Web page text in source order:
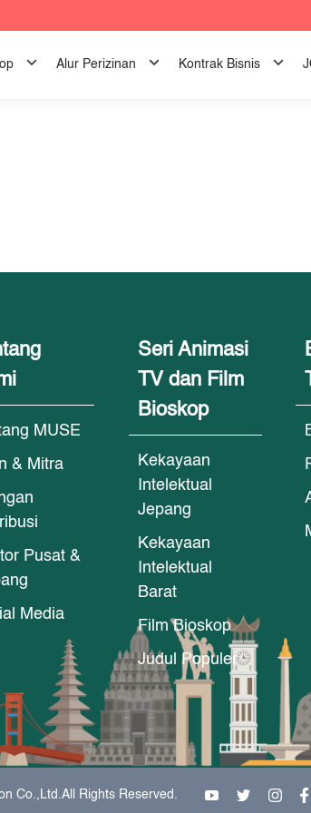
Alur Perizinan Kontrak Bisnis
MUSE
& Mitra
Pusat &
Media
Seri Animasi
TV dan Film
Bioskop
Kekayaan
Intelektual
Jepang
Kekayaan
Intelektual
Barat
Film Bioskop
Judul Populer
Co.,Ltd.All Rights Reserved.